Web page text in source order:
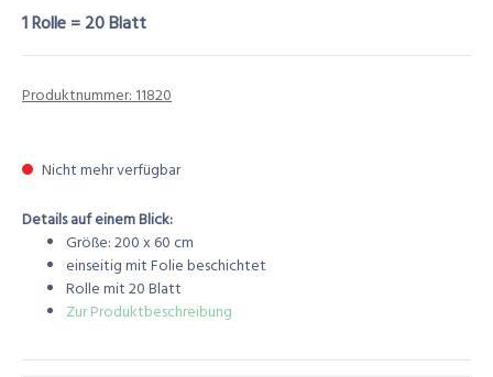
1 Rolle = 20 Blatt
Produktnummer:11820
Nicht mehr verfügbar
Details auf einem Blick:
Größe: 200 x 60 cm
einseitig mit Folie beschichtet
Rolle mit 20 Blatt
Zur Produktbeschreibung